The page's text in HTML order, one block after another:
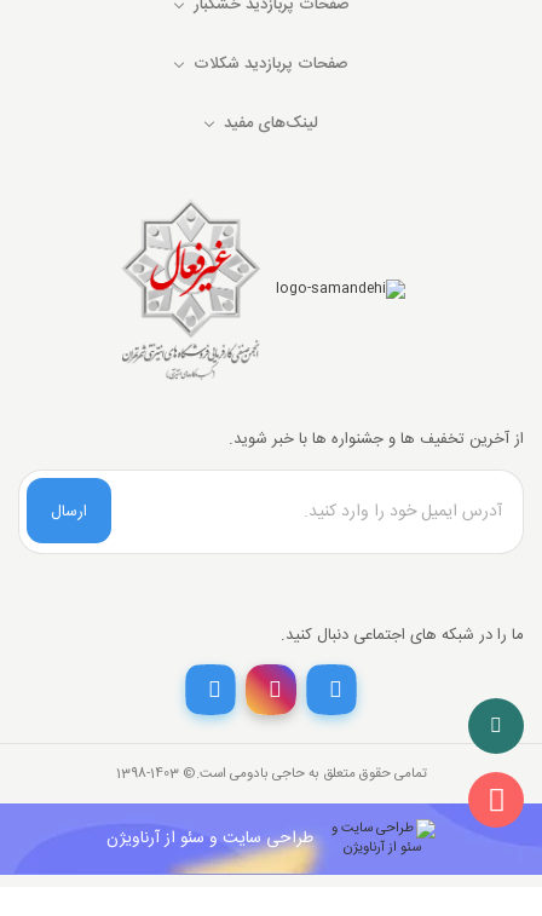
تخفیف خرید نقدی
با انتخاب درگاه پرداخت حاجی بادومی از 3% خرید نقدی تخفیف بگیرید.
قیمت جدید کالا
با احتساب تخفیف 841,142
صفحات پربازدید خشکبار
صفحات پربازدید شکلات
لینک‌های مفید
از آخرین تخفیف ها و جشنواره ها با خبر شوید.
ارسال
ما را در شبکه های اجتماعی دنبال کنید.
تمامی حقوق متعلق به حاجی بادومی است.©‏ 1398-1403
طراحی سایت و سئو از آرناویژن